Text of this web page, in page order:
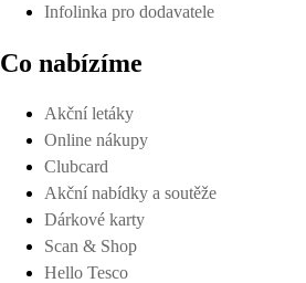
Infolinka pro dodavatele
Co nabízíme
Akční letáky
Online nákupy
Clubcard
Akční nabídky a soutěže
Dárkové karty
Scan & Shop
Hello Tesco